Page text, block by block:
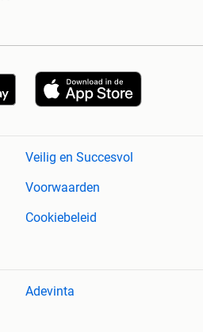
Veilig en Succesvol
Voorwaarden
Cookiebeleid
Adevinta